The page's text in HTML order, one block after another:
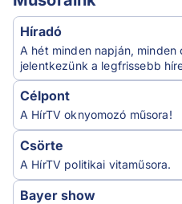
Híradó
A hét minden napján, minden
jelentkezünk a legfrissebb
Célpont
A HírTV oknyomozó műsora!
Csörte
A HírTV politikai vitaműsora.
Bayer show